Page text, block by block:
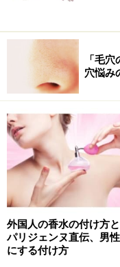
ぷり配合した保湿成
うなしっとり潤い
ーズコスメならで
して使用することが
「毛
穴悩み
外国人の香水の付け方
パリジェンヌ直伝、男
にする付け方